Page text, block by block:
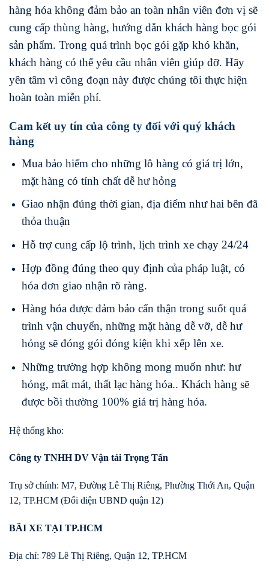
hàng hóa không đảm bảo an toàn nhân viên đơn vị sẽ
cung cấp thùng hàng, hướng dẫn khách hàng bọc gói
sản phẩm. Trong quá trình bọc gói gặp khó khăn,
khách hàng có thể yêu cầu nhân viên giúp đỡ. Hãy
yên tâm vì công đoạn này được chúng tôi thực hiện
hoàn toàn miễn phí.
Cam kết uy tín của công ty đối với quý khách
hàng
Mua bảo hiểm cho những lô hàng có giá trị lớn,
mặt hàng có tính chất dễ hư hỏng
Giao nhận đúng thời gian, địa điểm như hai bên đã
thỏa thuận
Hỗ trợ cung cấp lộ trình, lịch trình xe chạy 24/24
Hợp đồng đúng theo quy định của pháp luật, có
hóa đơn giao nhận rõ ràng.
Hàng hóa được đảm bảo cẩn thận trong suốt quá
trình vận chuyển, những mặt hàng dễ vỡ, dễ hư
hỏng sẽ đóng gói đóng kiện khi xếp lên xe.
Những trường hợp không mong muốn như: hư
hỏng, mất mát, thất lạc hàng hóa.. Khách hàng sẽ
được bồi thường 100% giá trị hàng hóa.
Hệ thống kho:
Công ty TNHH DV Vận tải Trọng Tấn
Trụ sở chính: M7, Đường Lê Thị Riêng, Phường Thới An, Quận
12, TP.HCM (Đối diện UBND quận 12)
BÃI XE TẠI TP.HCM
Địa chỉ: 789 Lê Thị Riêng, Quận 12, TP.HCM